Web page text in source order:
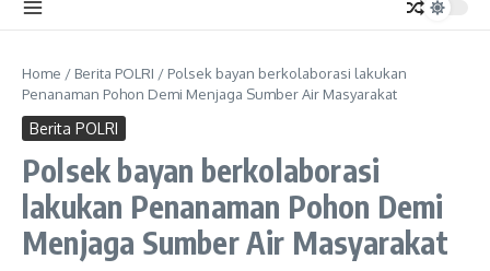
Home / Berita POLRI / Polsek bayan berkolaborasi lakukan
Penanaman Pohon Demi Menjaga Sumber Air Masyarakat
Berita POLRI
Polsek bayan berkolaborasi
lakukan Penanaman Pohon Demi
Menjaga Sumber Air Masyarakat